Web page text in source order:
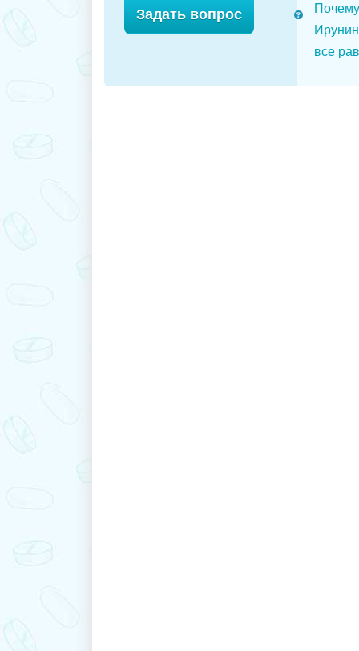
Задать вопрос
все